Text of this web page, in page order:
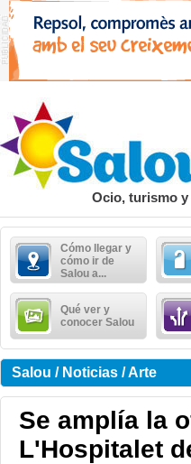
Ocio, turismo y
Cómo llegar y
cómo ir de
Salou a...
Qué ver y
conocer Salou
Salou / Noticias / Arte
Se amplía la
L'Hospitalet